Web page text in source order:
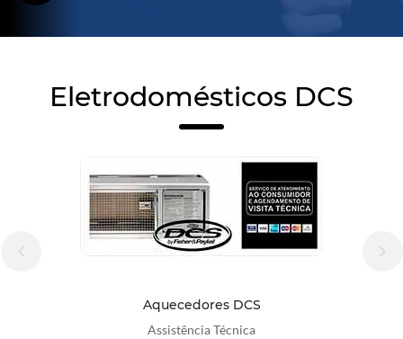
Eletrodomésticos DCS
Aquecedores DCS
Assistência Técnica